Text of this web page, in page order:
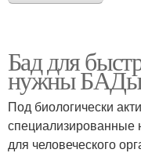
Бад для
нужны
Под биологически
специализированные
для человеческого